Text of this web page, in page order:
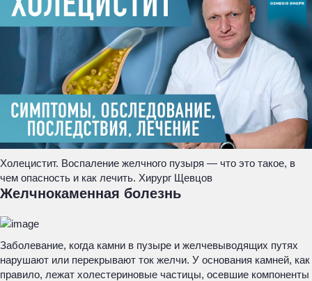
Холецистит. Воспаление желчного пузыря — что это такое, в
чем опасность и как лечить. Хирург Щевцов
Желчнокаменная болезнь
Заболевание, когда камни в пузыре и желчевыводящих путях
нарушают или перекрывают ток желчи. У основания камней, как
правило, лежат холестериновые частицы, осевшие компоненты